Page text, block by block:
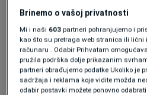
Oglas
Brinemo o vašoj privatnosti
Mi i naši 603 partneri pohranjujemo i
kao što su pretraga web stranica ili lični
računaru . Odabir Prihvatam
pružila podrška dolje prikazanim
partneri obrađujemo podatke Ukoliko je
sadržaja i reklama koje vidite možda
odabir postavki možete ponovno